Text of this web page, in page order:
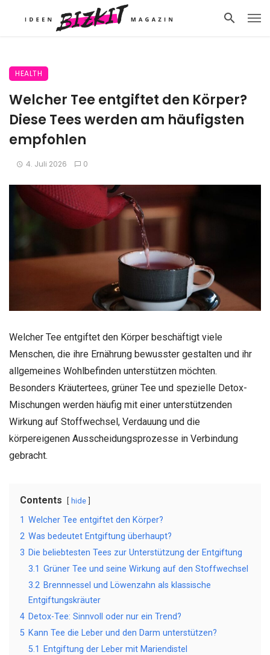
HEALTH
Welcher Tee entgiftet den Körper?
Diese Tees werden am häufigsten
empfohlen
4. Juli 2026 0
Welcher Tee entgiftet den Körper beschäftigt viele
Menschen, die ihre Ernährung bewusster gestalten und ihr
allgemeines Wohlbefinden unterstützen möchten.
Besonders Kräutertees, grüner Tee und spezielle Detox-
Mischungen werden häufig mit einer unterstützenden
Wirkung auf Stoffwechsel, Verdauung und die
körpereigenen Ausscheidungsprozesse in Verbindung
gebracht.
Contents hide
1 Welcher Tee entgiftet den Körper?
2 Was bedeutet Entgiftung überhaupt?
3 Die beliebtesten Tees zur Unterstützung der Entgiftung
3.1 Grüner Tee und seine Wirkung auf den Stoffwechsel
3.2 Brennnessel und Löwenzahn als klassische
Entgiftungskräuter
4 Detox-Tee: Sinnvoll oder nur ein Trend?
5 Kann Tee die Leber und den Darm unterstützen?
5.1
Entgiftung der Leber mit Mariendistel